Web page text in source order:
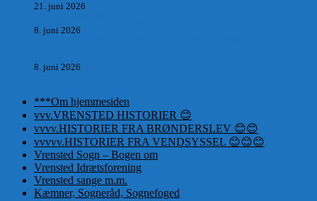
21. juni 2026
8. juni 2026
8. juni 2026
***Om hjemmesiden
vvv.VRENSTED HISTORIER 😊
vvvv.HISTORIER FRA BRØNDERSLEV 😊😊
vvvvv.HISTORIER FRA VENDSYSSEL 😊😊😊
Vrensted Sogn – Bogen om
Vrensted Idrætsforening
Vrensted sange m.m.
Kæmner, Sogneråd, Sognefoged